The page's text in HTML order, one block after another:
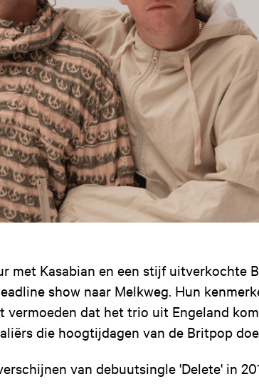
met Kasabian en een stijf uitverkochte
show naar Melkweg. Hun
vermoeden dat het trio uit Engeland
die hoogtijdagen van de Britpop
van debuutsingle 'Delete' in